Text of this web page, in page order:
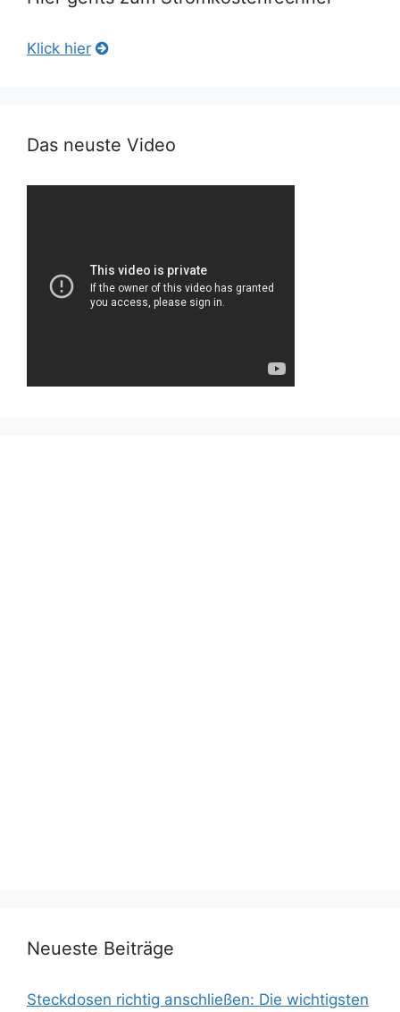
Klick hier
Das neuste Video
Neueste Beiträge
Steckdosen richtig anschließen: Die wichtigsten